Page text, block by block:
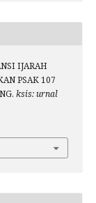
IJARAH
PSAK 107
ksis: urnal